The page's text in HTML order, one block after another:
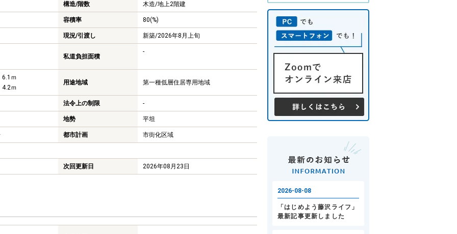
構造/階数 木造/地上2階建
容積率 80(%)
現況/引渡し 新築/2026年8月上旬
私道負担面積
-
6.1ｍ
4.2ｍ
用途地域 第一種低層住居専用地域
法令上の制限 -
地勢 平坦
都市計画 市街化区域
次回更新日 2026年08月23日